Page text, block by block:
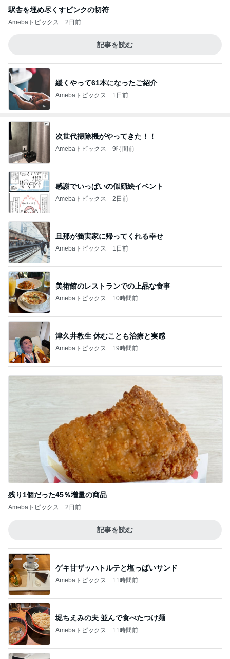
駅舎を埋め尽くすピンクの切符
Amebaトピックス 2日前
記事を読む
緩くやって61本になったご紹介
Amebaトピックス 1日前
次世代掃除機がやってきた！！
Amebaトピックス 9時間前
感謝でいっぱいの似顔絵イベント
Amebaトピックス 2日前
旦那が義実家に帰ってくれる幸せ
Amebaトピックス 1日前
美術館のレストランでの上品な食事
Amebaトピックス 10時間前
津久井教生 休むことも治療と実感
Amebaトピックス 19時間前
残り1個だった45％増量の商品
Amebaトピックス 2日前
記事を読む
ゲキ甘ザッハトルテと塩っぱいサンド
Amebaトピックス 11時間前
堀ちえみの夫 並んで食べたつけ麺
Amebaトピックス 11時間前